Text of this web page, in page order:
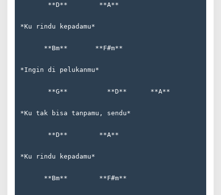
       **D**        **A**
*Ku rindu kepadamu*
      **Bm**       **F#m**
*Ingin di pelukanmu*
       **G**          **D**      **A**
*Ku tak bisa tanpamu, sendu*
       **D**        **A**
*Ku rindu kepadamu*
      **Bm**        **F#m**